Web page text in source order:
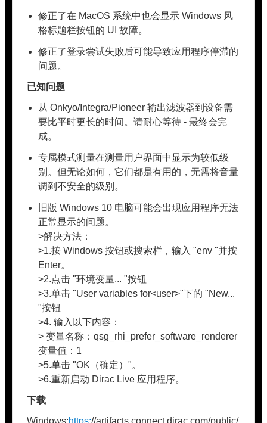
修正了在 MacOS 系统中也会显示 Windows 风
格标题栏按钮的 UI 故障。
修正了登录尝试失败后可能导致应用程序停滞的
问题。
已知问题
从 Onkyo/Integra/Pioneer 输出滤波器到设备需
要比平时更长的时间。请耐心等待 - 最终会完
成。
专属模式测量在测量用户界面中显示为较低级
别。但无论如何，它们都是有用的，无需将音量
调到不安全的级别。
旧版 Windows 10 电脑可能会出现应用程序无法
正常显示的问题。
>解决方法：
>1.按 Windows 按钮或搜索栏，输入 "env "并按
Enter。
>2.点击 "环境变量... "按钮
>3.单击 "User variables for<user>"下的 "New...
"按钮
>4. 输入以下内容：
> 变量名称：qsg_rhi_prefer_software_renderer
变量值：1
>5.单击 "OK（确定）"。
>6.重新启动 Dirac Live 应用程序。
下载
Windows:https://artifacts.connect.dirac.com/public/